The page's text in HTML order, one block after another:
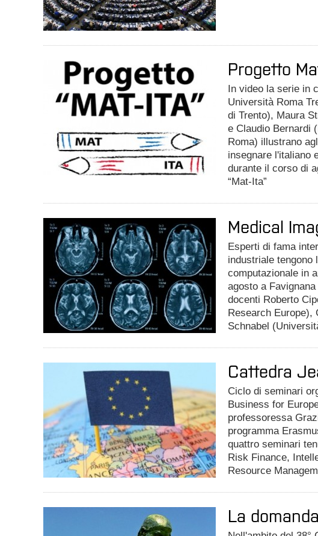
Progetto
In video la serie in
Università Roma
di Trento), Maura
e Claudio Bernardi
Roma) illustrano
insegnare l'italiano
durante il corso di
“Mat-Ita”
Medical
Esperti di fama
industriale
computazionale in
agosto a
docenti Roberto
Research Europe),
Schnabel
Cattedra
Ciclo di seminari
Business for
professoressa
programma
quattro seminari
Risk Finance,
Resource
La